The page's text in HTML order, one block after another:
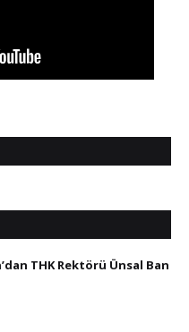
THK Rektörü Ünsal Ban